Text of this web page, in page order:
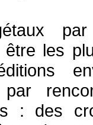
être les
par
: des